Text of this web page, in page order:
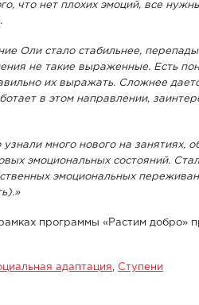
что нет плохих эмоций, все
Оли стало стабильнее,
не такие выраженные. Есть
их выражать. Сложнее
в этом направлении,
много нового на занятиях,
эмоциональных состояний.
эмоциональных
программы «Растим добро»
адаптация Ступени